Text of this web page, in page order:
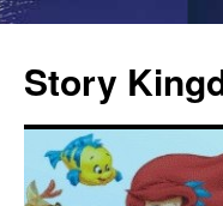
Story